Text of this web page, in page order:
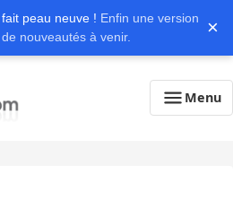
peau neuve ! Enfin une version
nouveautés à venir.
×
Menu